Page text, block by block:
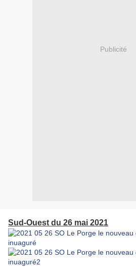
Publicité
Sud-Ouest du 26 mai 2021